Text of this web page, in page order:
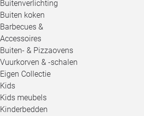
Buitenverlichting
Buiten koken
Barbecues &
Accessoires
Buiten- & Pizzaovens
Vuurkorven & -schalen
Eigen Collectie
Kids
Kids meubels
Kinderbedden